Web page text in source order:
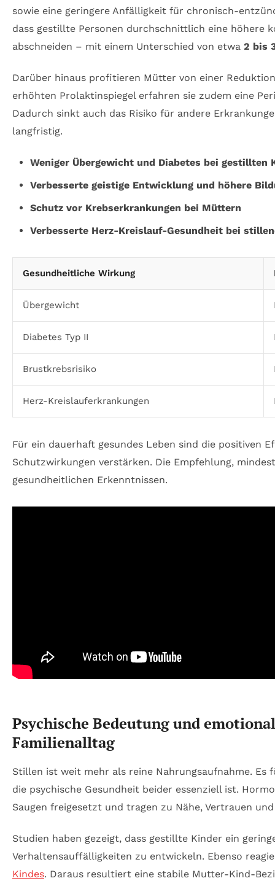
sowie eine geringere Anfälligkeit für chronisch-
dass gestillte Personen durchschnittlich eine höhere
abschneiden – mit einem Unterschied von etwa 2 bis
Darüber hinaus profitieren Mütter von einer
erhöhten Prolaktinspiegel erfahren sie zudem eine
Dadurch sinkt auch das Risiko für andere
langfristig.
Weniger Übergewicht und Diabetes bei gestillten
Verbesserte geistige Entwicklung und höhere
Schutz vor Krebserkrankungen bei Müttern
Verbesserte Herz-Kreislauf-Gesundheit bei
Gesundheitliche Wirkung
Übergewicht
Diabetes Typ II
Brustkrebsrisiko
Herz-Kreislauferkrankungen
Für ein dauerhaft gesundes Leben sind die positiven
Schutzwirkungen verstärken. Die Empfehlung,
gesundheitlichen Erkenntnissen.
Psychische Bedeutung und
Familienalltag
Stillen ist weit mehr als reine Nahrungsaufnahme.
die psychische Gesundheit beider essenziell ist.
Saugen freigesetzt und tragen zu Nähe, Vertrauen
Studien haben gezeigt, dass gestillte Kinder ein
Verhaltensauffälligkeiten zu entwickeln. Ebenso
Kindes. Daraus resultiert eine stabile Mutter-Kind-